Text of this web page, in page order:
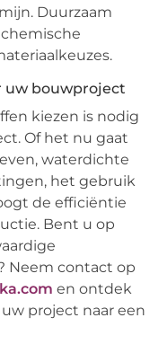
Duurzaam
uw bouwproject
kiezen is nodig
Of het nu gaat
waterdichte
het gebruik
de efficiëntie
Bent u op
Neem contact op
en ontdek
project naar een